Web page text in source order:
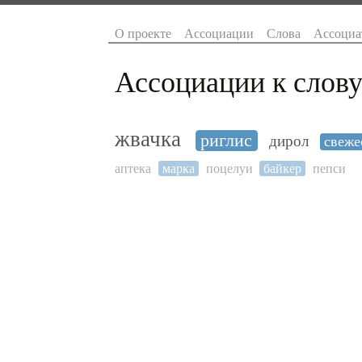
О проекте Ассоциации Слова
Ассоциации к
жвачка риглис дирол
аптека марка поцелуи байкер пепси